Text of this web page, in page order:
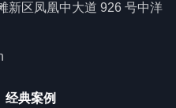
新区凤凰中大道 926 号中洋
经典案例